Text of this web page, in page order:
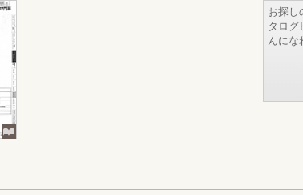
お探し
タログ
んにな